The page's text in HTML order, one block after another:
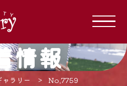
情報
ャラリー No.7759